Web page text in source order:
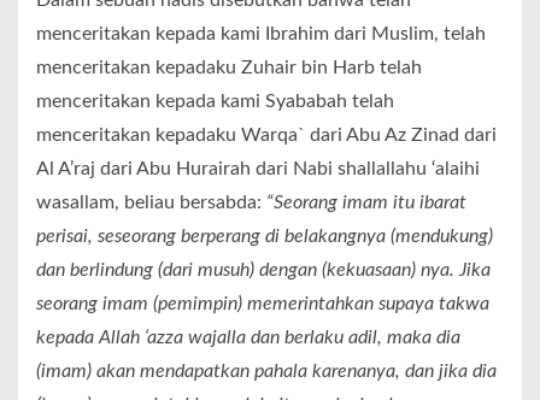
menceritakan kepada kami Ibrahim dari Muslim, telah
menceritakan kepadaku Zuhair bin Harb telah
menceritakan kepada kami Syababah telah
menceritakan kepadaku Warqa` dari Abu Az Zinad dari
Al A’raj dari Abu Hurairah dari Nabi shallallahu ‘alaihi
wasallam, beliau bersabda: “Seorang imam itu ibarat
perisai, seseorang berperang di belakangnya (mendukung)
dan berlindung (dari musuh) dengan (kekuasaan) nya. Jika
seorang imam (pemimpin) memerintahkan supaya takwa
kepada Allah ‘azza wajalla dan berlaku adil, maka dia
(imam) akan mendapatkan pahala karenanya, dan jika dia